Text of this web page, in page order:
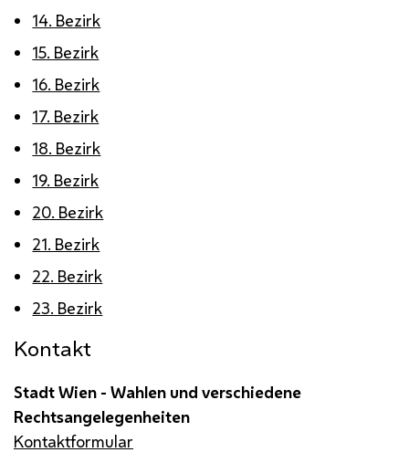
14. Bezirk
15. Bezirk
16. Bezirk
17. Bezirk
18. Bezirk
19. Bezirk
20. Bezirk
21. Bezirk
22. Bezirk
23. Bezirk
Kontakt
Stadt Wien - Wahlen und verschiedene
Rechtsangelegenheiten
Kontaktformular